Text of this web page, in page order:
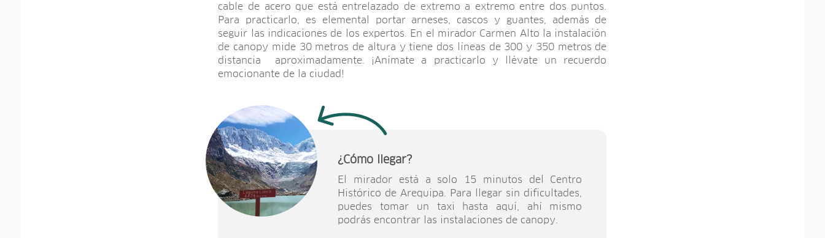
cable de acero que está entrelazado de extremo a extremo entre dos puntos.
Para practicarlo, es elemental portar arneses, cascos y guantes, además de
seguir las indicaciones de los expertos. En el mirador Carmen Alto la instalación
de canopy mide 30 metros de altura y tiene dos líneas de 300 y 350 metros de
distancia aproximadamente. ¡Anímate a practicarlo y llévate un recuerdo
emocionante de la ciudad!
¿Cómo llegar?
El mirador está a solo 15 minutos del Centro
Histórico de Arequipa. Para llegar sin dificultades,
puedes tomar un taxi hasta aquí, ahí mismo
podrás encontrar las instalaciones de canopy.